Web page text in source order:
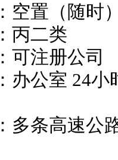
空置（随时
丙二类
可注册公司
办公室 24
多条高速